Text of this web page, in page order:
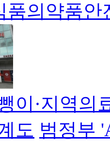
품의약품안
이·지역의
도 범정부